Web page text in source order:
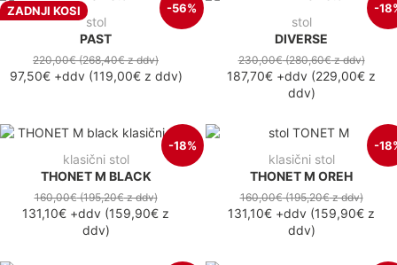
ZADNJI KOSI -56%
stol
PAST
220,00€(268,40€z ddv)
97,50€+ddv(119,00€z ddv)
-
stol
DIVERSE
230,00€(280,60€z ddv)
187,70€ +ddv (229,00€ z
ddv)
-18%
klasični stol
THONET M BLACK
160,00€(195,20€z ddv)
131,10€ +ddv (159,90€ z
ddv)
-
klasični stol
THONET M OREH
160,00€(195,20€z ddv)
131,10€ +ddv (159,90€ z
ddv)